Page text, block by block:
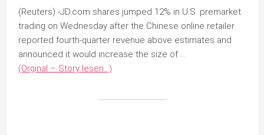
(Reuters) -JD.com shares jumped 12% in U.S. premarket
trading on Wednesday after the Chinese online retailer
reported fourth-quarter revenue above estimates and
announced it would increase the size of …
(Orginal – Story lesen…)